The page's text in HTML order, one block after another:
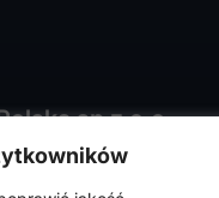
sp z o.o.
1/7